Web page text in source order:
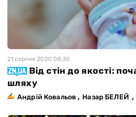
21 серпня 2020 08:30
Від стін до якості:
шляху
Андрій Ковальов , Назар БЕЛЕЙ ,